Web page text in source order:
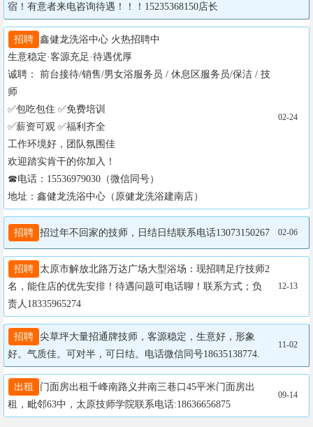
宿！有意者来电咨询待遇！！！15235368150店长
招聘 鑫健龙洗浴中心 火热招聘中
生意稳定·客源充足·待遇优厚
诚聘： 前台接待/销售/男女浴服务员 / 休息区服务员/保洁 / 技
师
✅包吃包住 ✅免费培训
✅薪资可观 ✅福利齐全
工作环境好，团队氛围佳
欢迎踏实肯干的你加入！
☎电话：15536979030（微信同号）
地址：鑫健龙洗浴中心（原健龙洗浴建南店）
02-24
招聘 招过年不回家的技师，日结日结联系电话13073150267 02-06
招聘
太原市解放北路万达广场大型浴场：现招聘足疗技师2
名，能住店的优先安排！待遇问题可电话聊！联系方式；负
责人18335965274
12-13
招聘 尖草坪大量招通牌技师，客源稳定，生意好，形象
好。气质佳。可对半，可日结。电话微信同号18635138774.
11-02
出租
门面房出租千峰南路义井南三巷口45平米门面房出
租，毗邻63中，太原技师学院联系电话:18636656875
09-14